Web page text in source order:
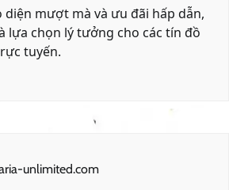
diện mượt mà và ưu đãi hấp dẫn,
lựa chọn lý tưởng cho các tín đồ
tuyến.
unlimited.com